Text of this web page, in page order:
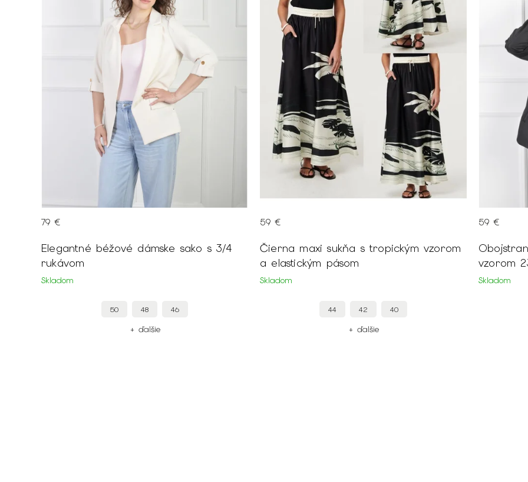
Čierna maxi sukňa s tropickým vzorom
a elastickým pásom
Skladom
59 €
+ ďalšie
Obojstranná čierna bunda s leopardím
vzorom 23278
Skladom
59 €
+ ďalšie
vzorom
Skladom
59 €